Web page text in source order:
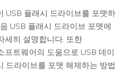
USB 플래시 드라이브를 포맷하
USB 플래시 드라이브 포맷에
세히 설명합니다. 또한
트웨어의 도움으로 USB 데이
드라이브를 포맷 해제하는 방법